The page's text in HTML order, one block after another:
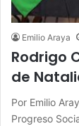
Emilio Araya
Rodrigo
de
Por Emilio
Progreso